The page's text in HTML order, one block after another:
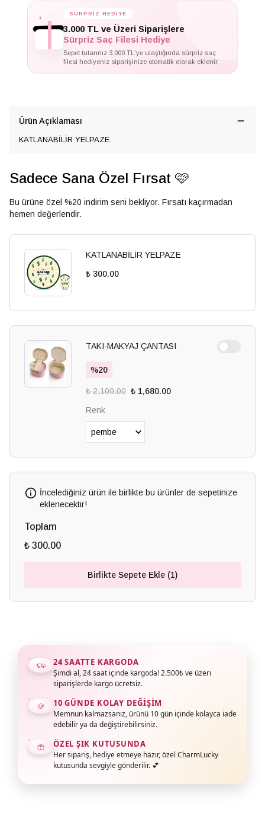
✦
✦
SÜRPRİZ HEDİYE
3.000 TL ve Üzeri Siparişlere
Sürpriz Saç Filesi Hediye
Sepet tutarınız 3.000 TL'ye ulaştığında sürpriz saç
filesi hediyeniz siparişinize otomatik olarak eklenir.
Ürün Açıklaması
KATLANABİLİR YELPAZE.
Sadece Sana Özel Fırsat 🩷
Bu ürüne özel %20 indirim seni bekliyor. Fırsatı kaçırmadan
hemen değerlendir.
KATLANABİLİR YELPAZE
₺ 300.00
TAKI-MAKYAJ ÇANTASI
%20
₺ 2,100.00 ₺ 1,680.00
Renk
İncelediğiniz ürün ile birlikte bu ürünler de sepetinize
eklenecektir!
Toplam
₺ 300.00
Birlikte Sepete Ekle (1)
24 SAATTE KARGODA
Şimdi al, 24 saat içinde kargoda! 2.500₺ ve üzeri
siparişlerde kargo ücretsiz.
10 GÜNDE KOLAY DEĞIŞIM
Memnun kalmazsanız, ürünü 10 gün içinde kolayca iade
edebilir ya da değiştirebilirsiniz.
ÖZEL ŞIK KUTUSUNDA
Her sipariş, hediye etmeye hazır, özel CharmLucky
kutusunda sevgiyle gönderilir. 💕